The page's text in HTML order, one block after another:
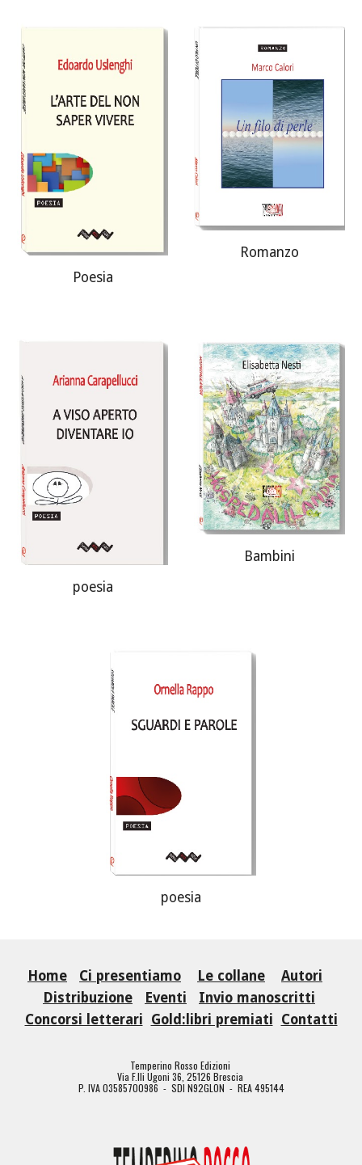
Poesia
Romanzo
poesia
Bambini
poesia
Home Ci presentiamo Le collane
Autori
Distribuzione
Eventi
Invio manoscritti
Concorsi letterari Gold:libri premiati Contatti
Temperino Rosso Edizioni
Via F.lli Ugoni 36, 25126 Brescia
P. IVA 03585700986 - SDI N92GLON - REA 495144